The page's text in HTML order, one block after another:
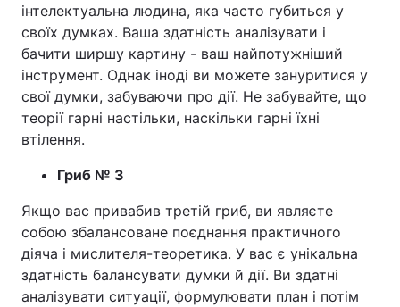
інтелектуальна людина, яка часто губиться у
своїх думках. Ваша здатність аналізувати і
бачити ширшу картину - ваш найпотужніший
інструмент. Однак іноді ви можете зануритися у
свої думки, забуваючи про дії. Не забувайте, що
теорії гарні настільки, наскільки гарні їхні
втілення.
Гриб № 3
Якщо вас привабив третій гриб, ви являєте
собою збалансоване поєднання практичного
діяча і мислителя-теоретика. У вас є унікальна
здатність балансувати думки й дії. Ви здатні
аналізувати ситуації, формулювати план і потім